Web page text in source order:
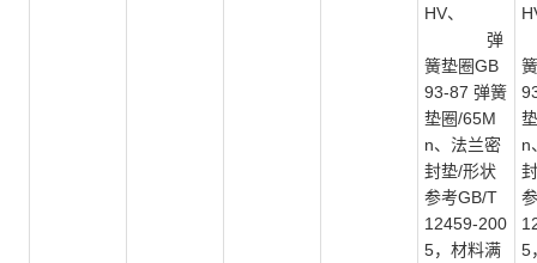
HV、
弹
簧垫圈GB
93-87 弹簧
垫圈/65M
n、法兰密
封垫/形状
参考GB/T
12459-200
5，材料满
n
5